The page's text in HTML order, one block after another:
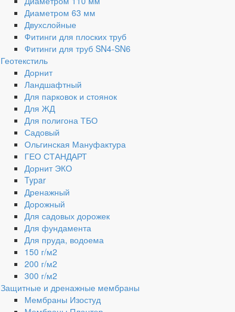
Диаметром 63 мм
Двухслойные
Фитинги для плоских труб
Фитинги для труб SN4-SN6
Геотекстиль
Дорнит
Ландшафтный
Для парковок и стоянок
Для ЖД
Для полигона ТБО
Садовый
Ольгинская Мануфактура
ГЕО СТАНДАРТ
Дорнит ЭКО
Typar
Дренажный
Дорожный
Для садовых дорожек
Для фундамента
Для пруда, водоема
150 г/м2
200 г/м2
300 г/м2
Защитные и дренажные мембраны
Мембраны Изостуд